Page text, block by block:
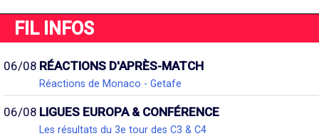
FIL INFOS
06/08 RÉACTIONS D'APRÈS-MATCH
Réactions de Monaco - Getafe
06/08 LIGUES EUROPA & CONFÉRENCE
Les résultats du 3e tour des C3 & C4